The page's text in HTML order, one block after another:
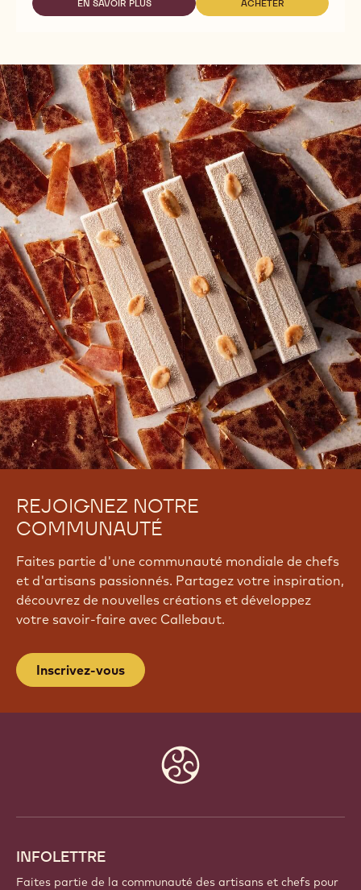
COUVERTURE
-
KG
CALLETS
EN SAVOIR PLUS
-
-
2,5
KG
CALLETS
ACHETER
-
2,5
KG
CALLETS
REJOIGNEZ NOTRE
COMMUNAUTÉ
Faites partie d'une communauté mondiale de chefs
et d'artisans passionnés. Partagez votre inspiration,
découvrez de nouvelles créations et développez
votre savoir-faire avec Callebaut.
Inscrivez-vous
INFOLETTRE
Faites partie de la communauté des artisans et chefs pour